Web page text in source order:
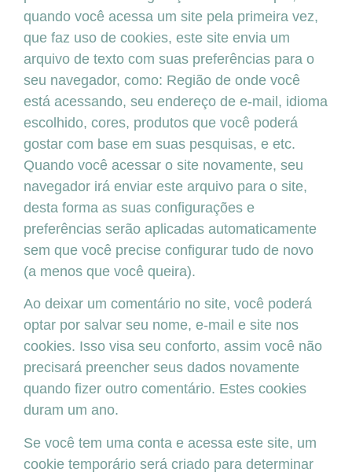
quando você acessa um site pela primeira vez,
que faz uso de cookies, este site envia um
arquivo de texto com suas preferências para o
seu navegador, como: Região de onde você
está acessando, seu endereço de e-mail, idioma
escolhido, cores, produtos que você poderá
gostar com base em suas pesquisas, e etc.
Quando você acessar o site novamente, seu
navegador irá enviar este arquivo para o site,
desta forma as suas configurações e
preferências serão aplicadas automaticamente
sem que você precise configurar tudo de novo
(a menos que você queira).
Ao deixar um comentário no site, você poderá
optar por salvar seu nome, e-mail e site nos
cookies. Isso visa seu conforto, assim você não
precisará preencher seus dados novamente
quando fizer outro comentário. Estes cookies
duram um ano.
Se você tem uma conta e acessa este site, um
cookie temporário será criado para determinar